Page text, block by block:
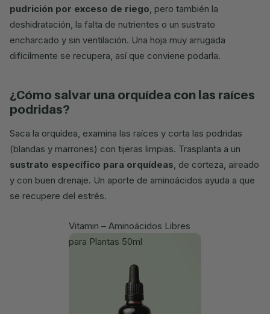
pudrición por exceso de riego, pero también la
deshidratación, la falta de nutrientes o un sustrato
encharcado y sin ventilación. Una hoja muy arrugada
difícilmente se recupera, así que conviene podarla.
¿cómo salvar una orquídea con las raíces
podridas?
Saca la orquídea, examina las raíces y corta las podridas
(blandas y marrones) con tijeras limpias. Trasplanta a un
sustrato específico para orquídeas, de corteza, aireado
y con buen drenaje. Un aporte de aminoácidos ayuda a que
se recupere del estrés.
Vitamin – Aminoácidos Libres
para Plantas 50ml